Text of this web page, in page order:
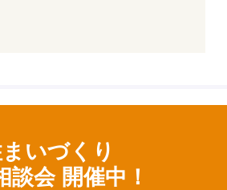
いづくり
談会 開催中！